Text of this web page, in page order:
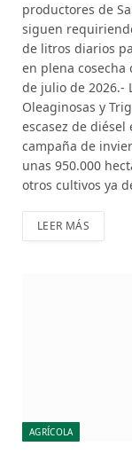
productores de
siguen
de litros diarios
en plena cosecha
de julio de 2026.-
Oleaginosas y
escasez de
campaña de
unas 950.000
otros cultivos ya
LEER MÁS
AGRÍCOLA